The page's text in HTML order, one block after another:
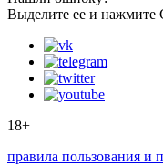
Выделите ее и нажмите
18+
правила пользования и